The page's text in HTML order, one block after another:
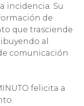
incidencia. Su
de
que trasciende
al
comunicación
felicita a